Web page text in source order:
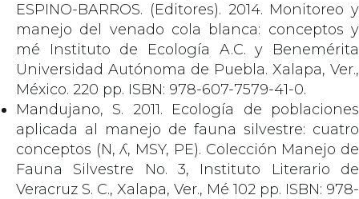
ESPINO-BARROS. (Editores). 2014. Monitoreo y
manejo del venado cola blanca: conceptos y
mé Instituto de Ecología A.C. y Benemérita
Universidad Autónoma de Puebla. Xalapa, Ver.,
México. 220 pp. ISBN: 978-607-7579-41-0.
Mandujano, S. 2011. Ecología de poblaciones
aplicada al manejo de fauna silvestre: cuatro
conceptos (N, ʎ, MSY, PE). Colección Manejo de
Fauna Silvestre No. 3, Instituto Literario de
Veracruz S. C., Xalapa, Ver., Mé 102 pp. ISBN: 978-